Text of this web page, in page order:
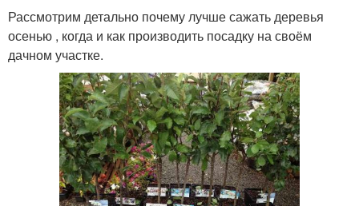
Рассмотрим детально почему лучше сажать деревья
осенью , когда и как производить посадку на своём
дачном участке.